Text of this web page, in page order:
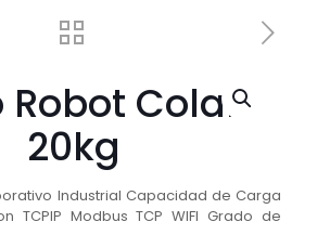
Robot Colab
20kg
Industrial Capacidad de Carga
TCPIP Modbus TCP WIFI Grado de